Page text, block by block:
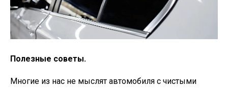
Полезные советы.
Многие из нас не мыслят автомобиля с чистыми